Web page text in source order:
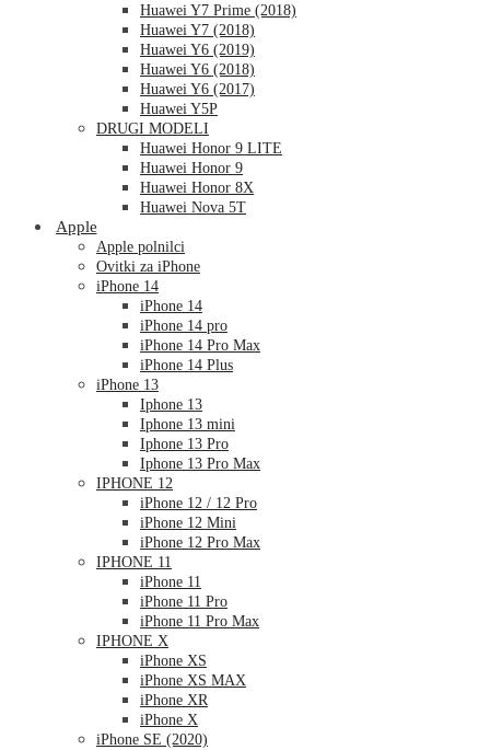
Huawei Y7 Prime (2018)
Huawei Y7 (2018)
Huawei Y6 (2019)
Huawei Y6 (2018)
Huawei Y6 (2017)
Huawei Y5P
DRUGI MODELI
Huawei Honor 9 LITE
Huawei Honor 9
Huawei Honor 8X
Huawei Nova 5T
Apple
Apple polnilci
Ovitki za iPhone
iPhone 14
iPhone 14
iPhone 14 pro
iPhone 14 Pro Max
iPhone 14 Plus
iPhone 13
Iphone 13
Iphone 13 mini
Iphone 13 Pro
Iphone 13 Pro Max
IPHONE 12
iPhone 12 / 12 Pro
iPhone 12 Mini
iPhone 12 Pro Max
IPHONE 11
iPhone 11
iPhone 11 Pro
iPhone 11 Pro Max
IPHONE X
iPhone XS
iPhone XS MAX
iPhone XR
iPhone X
iPhone SE (2020)